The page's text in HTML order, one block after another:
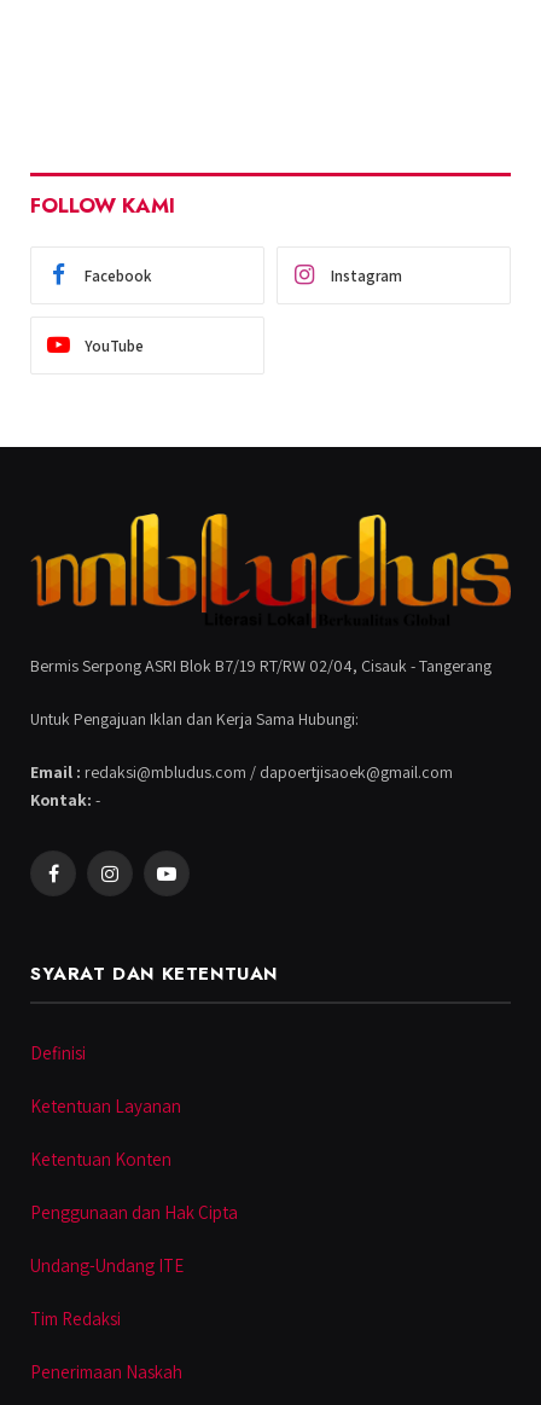
FOLLOW KAMI
Facebook Instagram
YouTube
Bermis Serpong ASRI Blok B7/19 RT/RW 02/04, Cisauk - Tangerang
Untuk Pengajuan Iklan dan Kerja Sama Hubungi:
Email : redaksi@mbludus.com / dapoertjisaoek@gmail.com
Kontak: -
FacebookInstagramYouTube
SYARAT DAN KETENTUAN
Definisi
Ketentuan Layanan
Ketentuan Konten
Penggunaan dan Hak Cipta
Undang-Undang ITE
Tim Redaksi
Penerimaan Naskah